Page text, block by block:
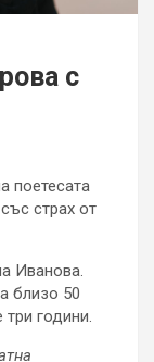
с
поетесата
страх от
Иванова.
близо 50
три години.